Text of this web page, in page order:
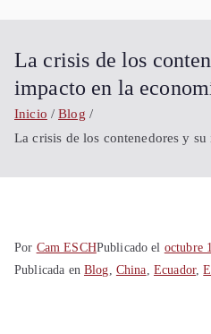
La crisis de los
impacto en la
Inicio
Blog
La crisis de los contenedores y
Por Cam ESCHPublicado el octubre
Publicada en Blog, China, Ecuador,